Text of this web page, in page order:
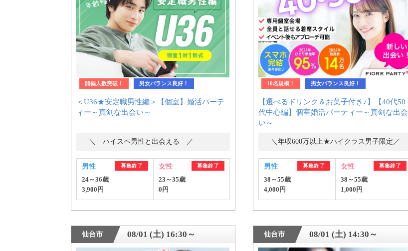
はじめての方へ
今週の婚活パーティー
婚活パーティーの流れ
よくあるご質問
アフターアプローチとは
開催人数突破！ 男女バランス良好！
＜U36★安定職男性編＞【個室】婚活パーテ
ィー～真剣な出会い～
＼ ハイスペ男性と出会える ／
男性 募集終了
24～36歳
3,900円
女性 募集終了
23～35歳
0円
10名規模！ 男女バランス良好！
【選べるドリンク＆お菓子付き♪】【40代50
代中心編】個室婚活パーティー～真剣な出会
い～
＼年収600万以上★ハイクラス男子限定／
男性 募集終了
38～55歳
4,000円
女性 募集終了
38～55歳
1,000円
仙台市 08/01 (土) 16:30～ 仙台市 08/01 (土) 14:30～